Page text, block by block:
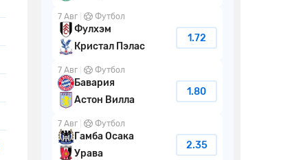
7 Авг Футбол
Фулхэм
Кристал Пэлас
1.72
7 Авг Футбол
Бавария
Астон Вилла
1.80
7 Авг Футбол
Гамба Осака
Урава
2.35